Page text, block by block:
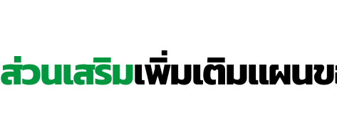
ส่วนเสริมเพิ่มเติมแผ